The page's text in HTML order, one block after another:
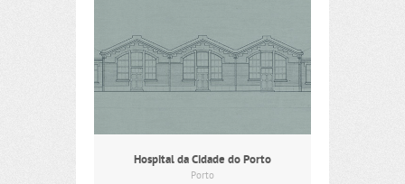
Hospital da Cidade do Porto
Porto